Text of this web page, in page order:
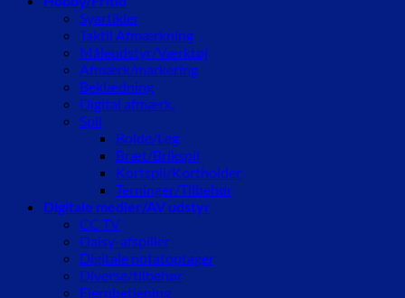
Syartikler
Taktil Afmærkning
Måleudstyr/Værktøj
Afmærk/markering
Beklædning
Digital afmærk.
Spil
Bolde/Leg
Bræt/Brikspil
Kortspil/Kortholder
Terninger/Tilbehør
Digitale medier/AV udstyr
CC TV
Daisy-afspiller
Digitale notatoptager
Diverse/tilbehør
Fjernbetjening